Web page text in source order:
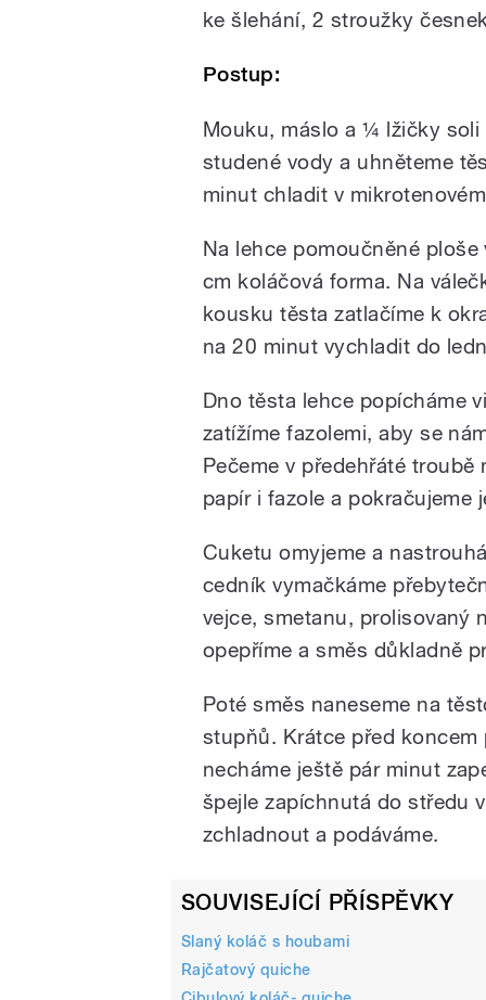
ke šlehání, 2 stroužky
Postup:
Mouku, máslo a ¼ lžičky soli
studené vody a uhněteme
minut chladit v
Na lehce pomoučněné
cm koláčová forma. Na
kousku těsta zatlačíme k
na 20 minut vychladit do
Dno těsta lehce popícháme
zatížíme fazolemi, aby se
Pečeme v předehřáté
papír i fazole a
Cuketu omyjeme a
cedník vymačkáme
vejce, smetanu, prolisovaný
opepříme a směs důkladně
Poté směs naneseme na
stupňů. Krátce před
necháme ještě pár minut
špejle zapíchnutá do středu
zchladnout a podáváme.
SOUVISEJÍCÍ PŘÍSPĚVKY
Slaný koláč s houbami
Rajčatový quiche